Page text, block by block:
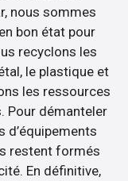
nous sommes
bon état pour
recyclons les
le plastique et
les ressources
Pour démanteler
d’équipements
restent formés
En définitive,